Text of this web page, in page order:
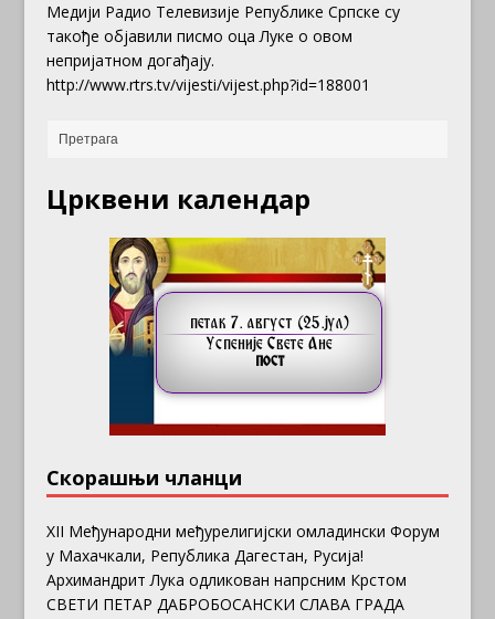
Медији Радио Телевизије Републике Српске су
такође објавили писмо оца Луке о овом
непријатном догађају.
http://www.rtrs.tv/vijesti/vijest.php?id=188001
Црквени календар
Скорашњи чланци
ХII Међународни међурелигијски омладински Форум
у Махачкали, Република Дагестан, Русија!
Архимандрит Лука одликован напрсним Крстом
СВЕТИ ПЕТАР ДАБРОБОСАНСКИ СЛАВА ГРАДА